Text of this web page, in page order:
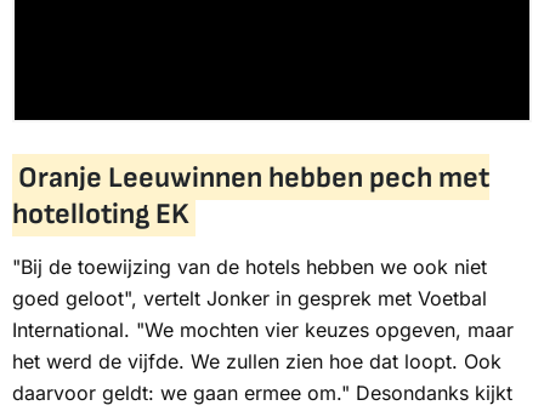
Oranje Leeuwinnen hebben pech met
hotelloting EK
"Bij de toewijzing van de hotels hebben we ook niet
goed geloot", vertelt Jonker in gesprek met Voetbal
International. "We mochten vier keuzes opgeven, maar
het werd de vijfde. We zullen zien hoe dat loopt. Ook
daarvoor geldt: we gaan ermee om." Desondanks kijkt